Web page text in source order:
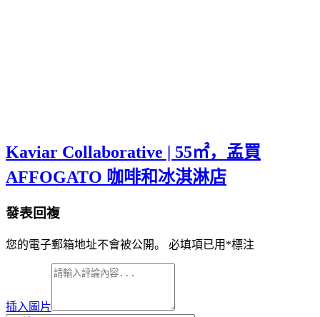
Kaviar Collaborative | 55㎡，孟買
AFFOGATO 咖啡和冰淇淋店
發表回複
您的電子郵箱地址不會被公開。 必填項已用 *標注
插入圖片